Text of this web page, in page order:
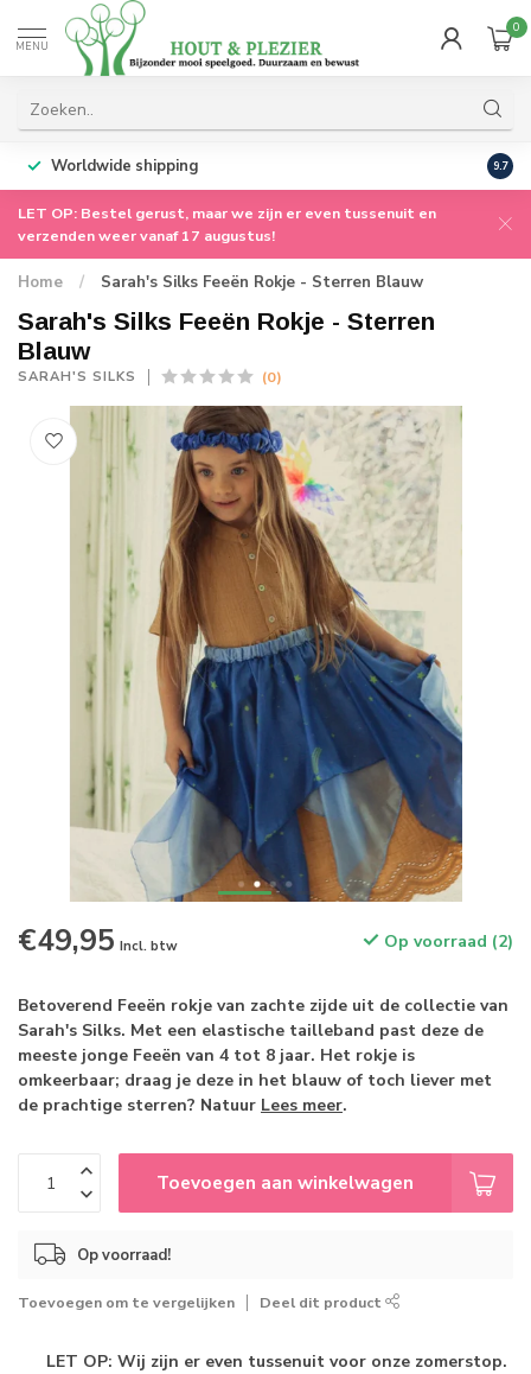
MENU
0
Worldwide shipping 9.7
LET OP: Bestel gerust, maar we zijn er even tussenuit en
verzenden weer vanaf 17 augustus!
Home / Sarah's Silks Feeën Rokje - Sterren Blauw
Sarah's Silks Feeën Rokje - Sterren
Blauw
SARAH'S SILKS (0)
€49,95 Incl. btw Op voorraad (2)
Betoverend Feeën rokje van zachte zijde uit de collectie van
Sarah's Silks. Met een elastische tailleband past deze de
meeste jonge Feeën van 4 tot 8 jaar. Het rokje is
omkeerbaar; draag je deze in het blauw of toch liever met
de prachtige sterren? Natuur Lees meer.
Toevoegen aan winkelwagen
Op voorraad!
Toevoegen om te vergelijken Deel dit product
LET OP: Wij zijn er even tussenuit voor onze zomerstop.